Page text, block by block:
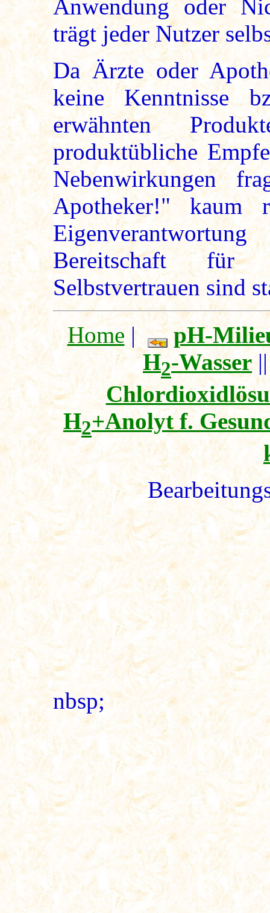
Anwendung oder
trägt jeder Nutzer
Da Ärzte oder
keine Kenntnisse
erwähnten
produktübliche
Nebenwirkungen
Apotheker!" kaum
Bereitschaft für
Selbstvertrauen sind
Home|
pH-
H2-Wasser
H2+Anolyt f.
nbsp;